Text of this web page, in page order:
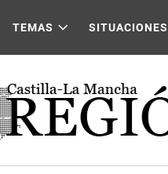
Mancha
TEMAS